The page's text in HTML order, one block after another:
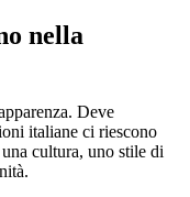
nella
Deve
italiane ci riescono
cultura, uno stile di